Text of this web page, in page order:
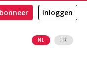
NL FR
Inloggen